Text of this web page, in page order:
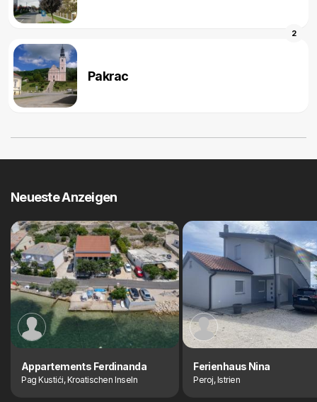
Pakrac
2
Neueste Anzeigen
Appartements Ferdinanda
Pag Kustići, Kroatischen Inseln
Ferienhaus Nina
Peroj, Istrien